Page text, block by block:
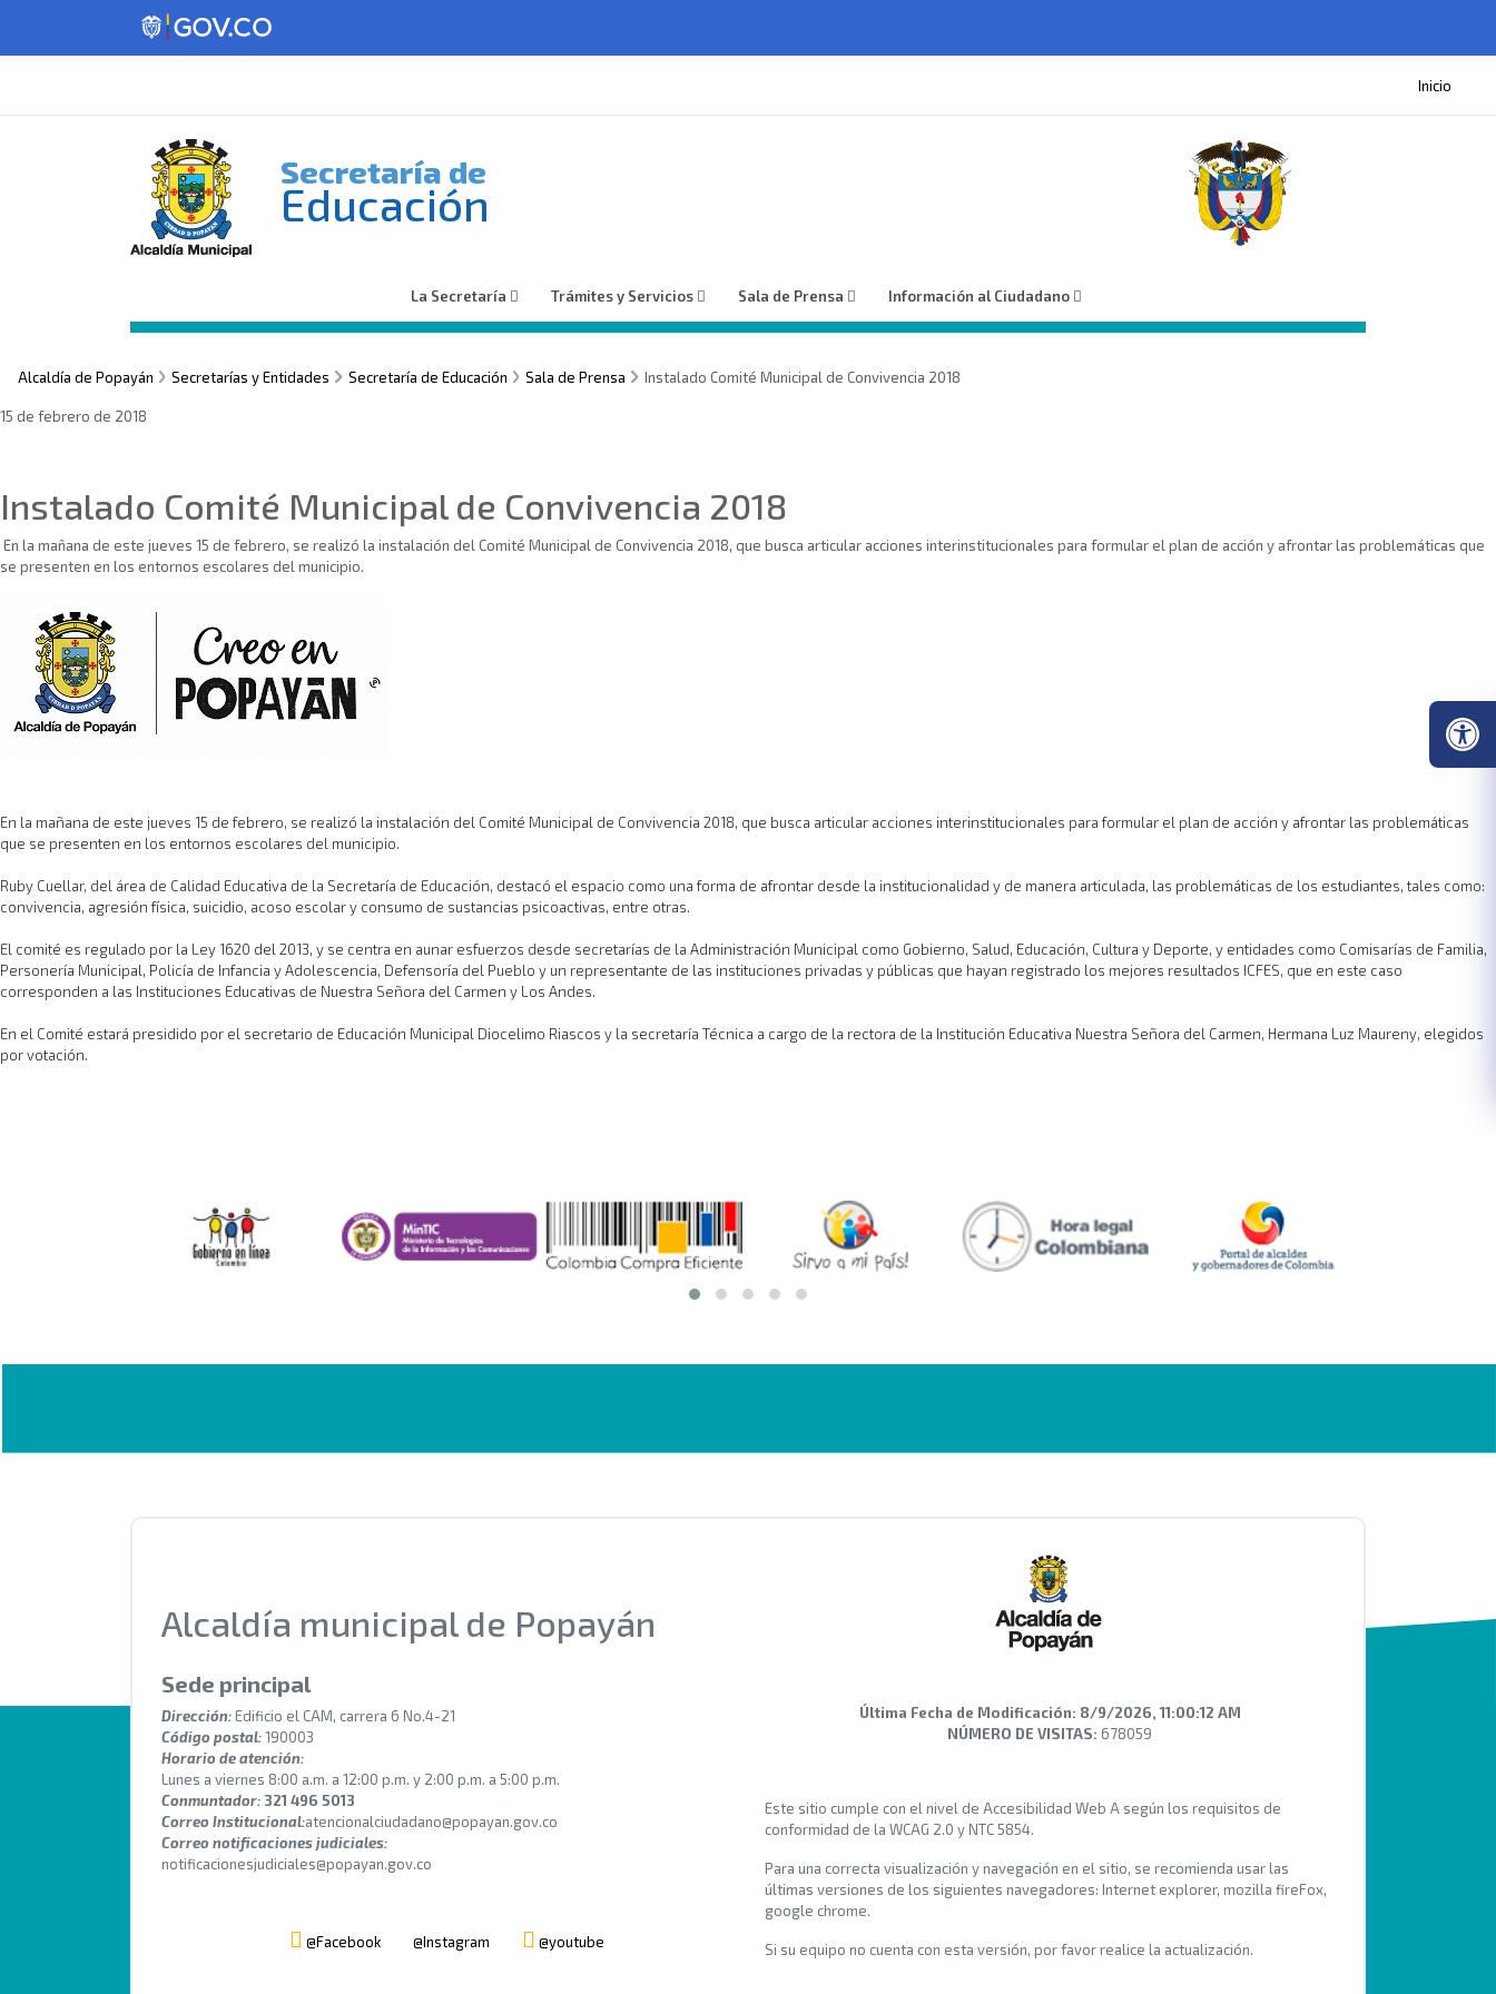
Inicio
Secretaría de
Educación
La Secretaría Trámites y Servicios Sala de Prensa Información al Ciudadano
Alcaldía de Popayán Secretarías y Entidades Secretaría de Educación Sala de Prensa Instalado Comité Municipal de Convivencia 2018
15 de febrero de 2018
Instalado Comité Municipal de Convivencia 2018
En la mañana de este jueves 15 de febrero, se realizó la instalación del Comité Municipal de Convivencia 2018, que busca articular acciones interinstitucionales para formular el plan de acción y afrontar las problemáticas que
se presenten en los entornos escolares del municipio.
En la mañana de este jueves 15 de febrero, se realizó la instalación del Comité Municipal de Convivencia 2018, que busca articular acciones interinstitucionales para formular el plan de acción y afrontar las problemáticas
que se presenten en los entornos escolares del municipio.
Ruby Cuellar, del área de Calidad Educativa de la Secretaría de Educación, destacó el espacio como una forma de afrontar desde la institucionalidad y de manera articulada, las problemáticas de los estudiantes, tales como:
convivencia, agresión física, suicidio, acoso escolar y consumo de sustancias psicoactivas, entre otras.
El comité es regulado por la Ley 1620 del 2013, y se centra en aunar esfuerzos desde secretarías de la Administración Municipal como Gobierno, Salud, Educación, Cultura y Deporte, y entidades como Comisarías de Familia,
Personería Municipal, Policía de Infancia y Adolescencia, Defensoría del Pueblo y un representante de las instituciones privadas y públicas que hayan registrado los mejores resultados ICFES, que en este caso
corresponden a las Instituciones Educativas de Nuestra Señora del Carmen y Los Andes.
En el Comité estará presidido por el secretario de Educación Municipal Diocelimo Riascos y la secretaría Técnica a cargo de la rectora de la Institución Educativa Nuestra Señora del Carmen, Hermana Luz Maureny, elegidos
por votación.
Alcaldía municipal de Popayán
Sede principal
Dirección: Edificio el CAM, carrera 6 No.4-21
Código postal:190003
Horario de atención:
Lunes a viernes 8:00 a.m. a 12:00 p.m. y 2:00 p.m. a 5:00 p.m.
Conmuntador: 321 496 5013
Correo Institucional:atencionalciudadano@popayan.gov.co
Correo notificaciones judiciales:
notificacionesjudiciales@popayan.gov.co
@Facebook @Instagram @youtube
Última Fecha de Modificación: 8/9/2026, 11:00:12 AM
NÚMERO DE VISITAS: 678059
Este sitio cumple con el nivel de Accesibilidad Web A según los requisitos de
conformidad de la WCAG 2.0 y NTC 5854.
Para una correcta visualización y navegación en el sitio, se recomienda usar las
últimas versiones de los siguientes navegadores: Internet explorer, mozilla fireFox,
google chrome.
Si su equipo no cuenta con esta versión, por favor realice la actualización.